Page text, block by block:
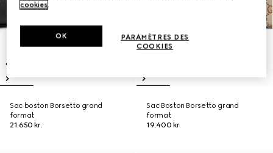
Sac boston Borsetto grand
format
21.650 kr.
Sac Boston Borsetto grand
format
19.400 kr.
cookies.
PARAMÈTRES DES
COOKIES
OK